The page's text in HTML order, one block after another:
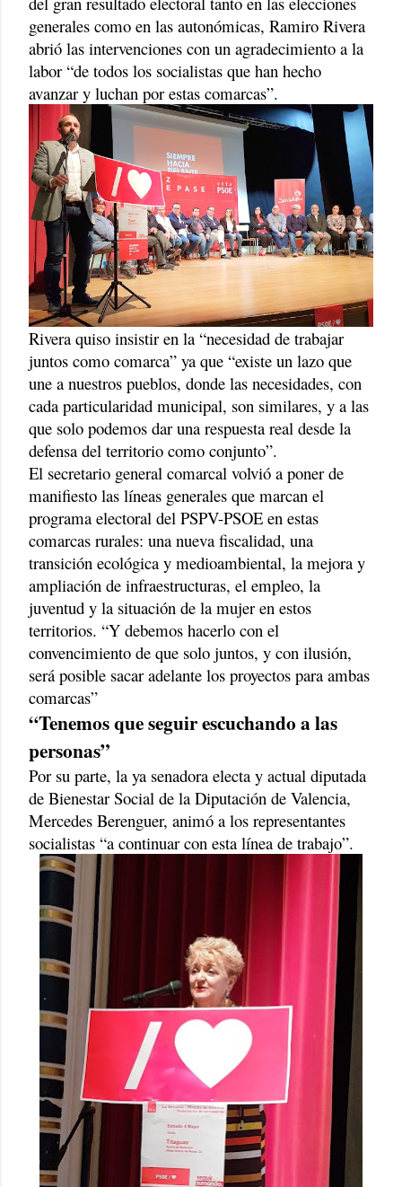
generales como en las autonómicas, Ramiro Rivera
abrió las intervenciones con un agradecimiento a la
labor “de todos los socialistas que han hecho
avanzar y luchan por estas comarcas”.
Rivera quiso insistir en la “necesidad de trabajar
juntos como comarca” ya que “existe un lazo que
une a nuestros pueblos, donde las necesidades, con
cada particularidad municipal, son similares, y a las
que solo podemos dar una respuesta real desde la
defensa del territorio como conjunto”.
El secretario general comarcal volvió a poner de
manifiesto las líneas generales que marcan el
programa electoral del PSPV-PSOE en estas
comarcas rurales: una nueva fiscalidad, una
transición ecológica y medioambiental, la mejora y
ampliación de infraestructuras, el empleo, la
juventud y la situación de la mujer en estos
territorios. “Y debemos hacerlo con el
convencimiento de que solo juntos, y con ilusión,
será posible sacar adelante los proyectos para ambas
comarcas”
“Tenemos que seguir escuchando a las
personas”
Por su parte, la ya senadora electa y actual diputada
de Bienestar Social de la Diputación de Valencia,
Mercedes Berenguer, animó a los representantes
socialistas “a continuar con esta línea de trabajo”.